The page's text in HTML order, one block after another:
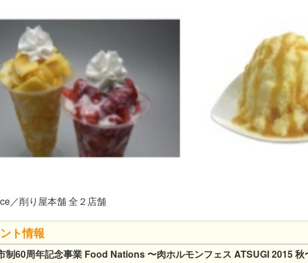
／削り屋本舗 全２店舗
ト情報
制60周年記念事業 Food Nations 〜肉ホルモンフェス ATSUGI 2015 秋